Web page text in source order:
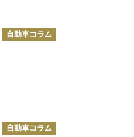
カ
テ
自動車コラム
カ
テ
自動車コラム